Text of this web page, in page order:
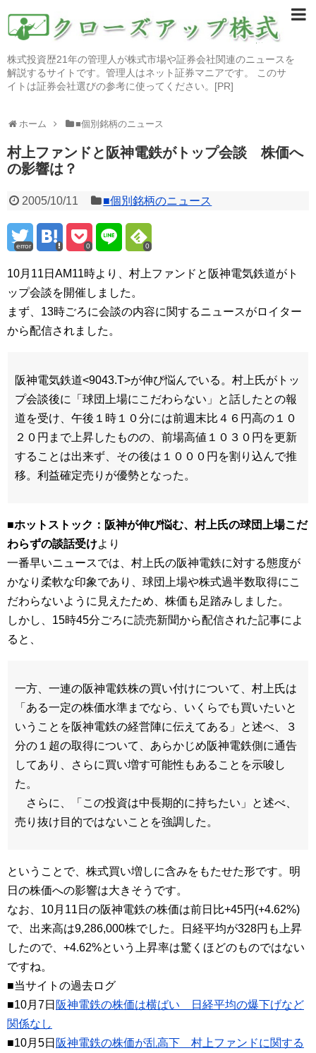
株式投資歴21年の管理人が株式市場や証券会社関連のニュースを
解説するサイトです。管理人はネット証券マニアです。 このサ
イトは証券会社選びの参考に使ってください。[PR]
ホーム ■個別銘柄のニュース
村上ファンドと阪神電鉄がトップ会談 株価へ
の影響は？
2005/10/11 ■個別銘柄のニュース
error 0 0
10月11日AM11時より、村上ファンドと阪神電気鉄道がト
ップ会談を開催しました。
まず、13時ごろに会談の内容に関するニュースがロイター
から配信されました。
阪神電気鉄道<9043.T>が伸び悩んでいる。村上氏がトッ
プ会談後に「球団上場にこだわらない」と話したとの報
道を受け、午後１時１０分には前週末比４６円高の１０
２０円まで上昇したものの、前場高値１０３０円を更新
することは出来ず、その後は１０００円を割り込んで推
移。利益確定売りが優勢となった。
■ホットストック：阪神が伸び悩む、村上氏の球団上場こだ
わらずの談話受けより
一番早いニュースでは、村上氏の阪神電鉄に対する態度が
かなり柔軟な印象であり、球団上場や株式過半数取得にこ
だわらないように見えたため、株価も足踏みしました。
しかし、15時45分ごろに読売新聞から配信された記事によ
ると、
一方、一連の阪神電鉄株の買い付けについて、村上氏は
「ある一定の株価水準までなら、いくらでも買いたいと
いうことを阪神電鉄の経営陣に伝えてある」と述べ、３
分の１超の取得について、あらかじめ阪神電鉄側に通告
してあり、さらに買い増す可能性もあることを示唆し
た。
さらに、「この投資は中長期的に持ちたい」と述べ、
売り抜け目的ではないことを強調した。
ということで、株式買い増しに含みをもたせた形です。明
日の株価への影響は大きそうです。
なお、10月11日の阪神電鉄の株価は前日比+45円(+4.62%)
で、出来高は9,286,000株でした。日経平均が328円も上昇
したので、+4.62%という上昇率は驚くほどのものではない
ですね。
■当サイトの過去ログ
■10月7日 阪神電鉄の株価は横ばい 日経平均の爆下げなど
関係なし
■10月5日 阪神電鉄の株価が乱高下 村上ファンドに関する